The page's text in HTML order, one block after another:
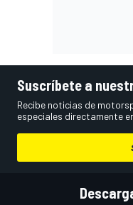
Suscríbete a
Recibe noticias de
especiales directamente